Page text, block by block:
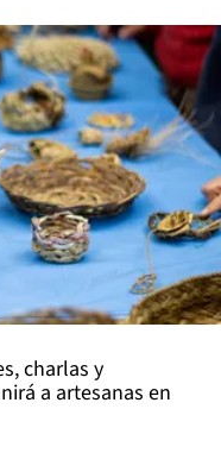
charlas y
a artesanas en